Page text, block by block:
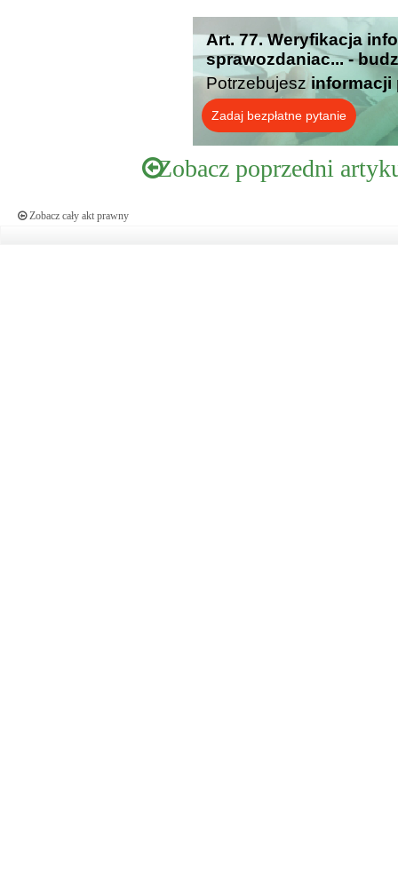
Art. 77. Weryfikacja
sprawozdaniac... -
Potrzebujesz informacji
Zadaj bezpłatne pytanie
Zobacz poprzedni
Zobacz cały akt prawny